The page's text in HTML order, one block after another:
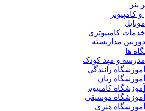
بنر
و کامپیوتر
خدمات کامپیوتری
دوربین مداربسته
ها
مدرسه و مهد کودک
آموزشگاه رانندگی
آموزشگاه زبان
کامپیوتر
آموزشگاه موسیقی
آموزشگاه هنری